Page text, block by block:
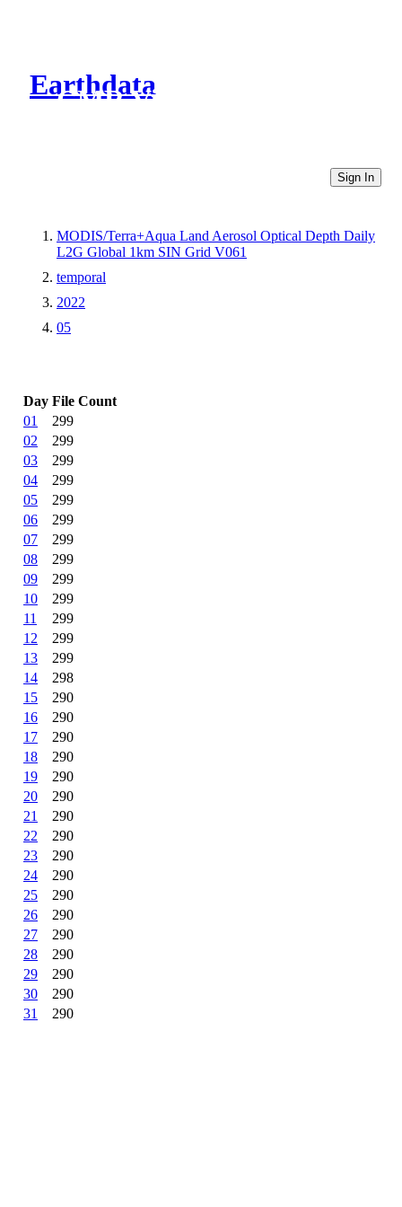
Earthdata
CMR Virtual Directories
Sign In
MODIS/Terra+Aqua Land Aerosol Optical Depth Daily
L2G Global 1km SIN Grid V061
temporal
2022
05
Day File Count
01
299
02
299
03
299
04
299
05
299
06
299
07
299
08
299
09
299
10
299
11
299
12
299
13
299
14
298
15
290
16
290
17
290
18
290
19
290
20
290
21
290
22
290
23
290
24
290
25
290
26
290
27
290
28
290
29
290
30
290
31
290